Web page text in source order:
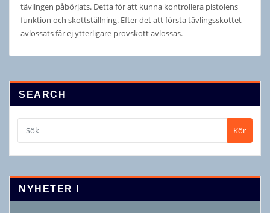
tävlingen påbörjats. Detta för att kunna kontrollera pistolens
funktion och skottställning. Efter det att första tävlingsskottet
avlossats får ej ytterligare provskott avlossas.
SEARCH
Kör
NYHETER !